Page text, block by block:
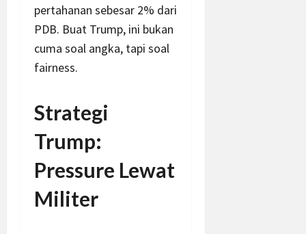
pertahanan sebesar 2% dari
PDB. Buat Trump, ini bukan
cuma soal angka, tapi soal
fairness.
Strategi
Trump:
Pressure Lewat
Militer